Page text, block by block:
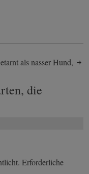
als nasser Hund,
die
Erforderliche